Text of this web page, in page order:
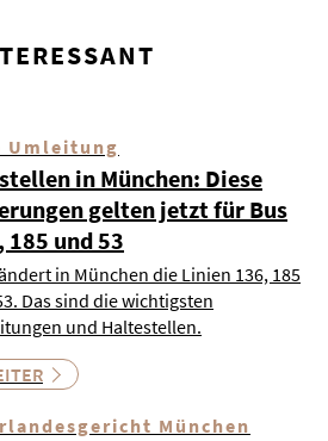
Umleitung
in München: Diese
gelten jetzt für Bus
185 und 53
in München die Linien 136, 185
Das sind die wichtigsten
und Haltestellen.
München